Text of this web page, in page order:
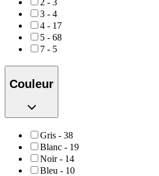
2 - 3
3 - 4
4 - 17
5 - 68
7 - 5
Couleur
Gris - 38
Blanc - 19
Noir - 14
Bleu - 10